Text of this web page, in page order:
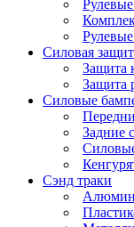
Силовая
Защита
Защита
Силовые
Задние
Сэнд траки